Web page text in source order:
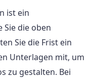
ist ein
Sie die oben
Sie die Frist ein
Unterlagen mit, um
zu gestalten. Bei